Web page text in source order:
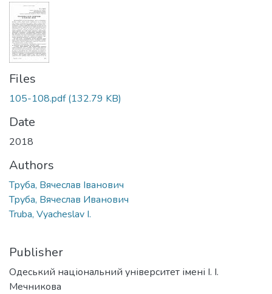
Files
105-108.pdf(132.79 KB)
Date
2018
Authors
Труба, Вячеслав Іванович
Труба, Вячеслав Иванович
Truba, Vyacheslav I.
Publisher
Одеський національний університет імені І. І.
Мечникова